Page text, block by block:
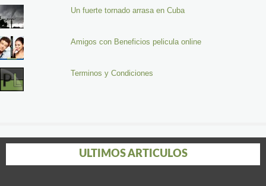
Un fuerte tornado arrasa en Cuba
Amigos con Beneficios pelicula online
Terminos y Condiciones
ULTIMOS ARTICULOS